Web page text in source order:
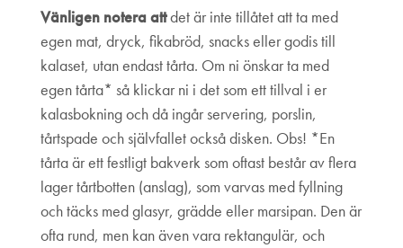
Vänligen notera attdet är inte tillåtet att ta med
egen mat, dryck, fikabröd, snacks eller godis till
kalaset, utan endast tårta. Om ni önskar ta med
egen tårta* så klickar ni i det som ett tillval i er
kalasbokning och då ingår servering, porslin,
tårtspade och självfallet också disken. Obs! *En
tårta är ett festligt bakverk som oftast består av flera
lager tårtbotten (anslag), som varvas med fyllning
och täcks med glasyr, grädde eller marsipan. Den är
ofta rund, men kan även vara rektangulär, och